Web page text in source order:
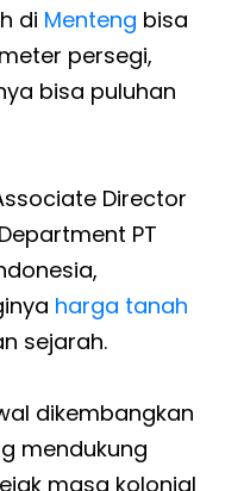
di Menteng bisa
persegi,
bisa puluhan
Director
PT
harga tanah
sejarah.
dikembangkan
mendukung
masa kolonial